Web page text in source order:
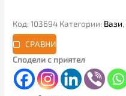
Код:103694 Категории: Вази,
СРАВНИ
Сподели с приятел